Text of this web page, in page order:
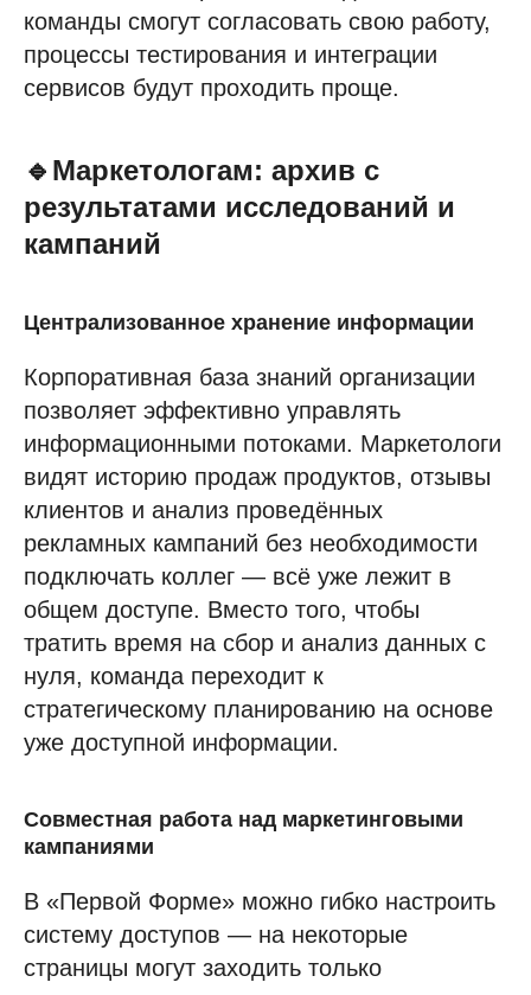
команды смогут согласовать свою работу,
процессы тестирования и интеграции
сервисов будут проходить проще.
🔹Маркетологам: архив с
результатами исследований и
кампаний
Централизованное хранение информации
Корпоративная база знаний организации
позволяет эффективно управлять
информационными потоками. Маркетологи
видят историю продаж продуктов, отзывы
клиентов и анализ проведённых
рекламных кампаний без необходимости
подключать коллег — всё уже лежит в
общем доступе. Вместо того, чтобы
тратить время на сбор и анализ данных с
нуля, команда переходит к
стратегическому планированию на основе
уже доступной информации.
Совместная работа над маркетинговыми
кампаниями
В «Первой Форме» можно гибко настроить
систему доступов — на некоторые
страницы могут заходить только